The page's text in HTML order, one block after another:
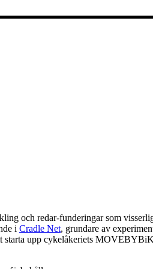
och redar-funderingar som
i Cradle Net, grundare av
upp cykelåkeriets